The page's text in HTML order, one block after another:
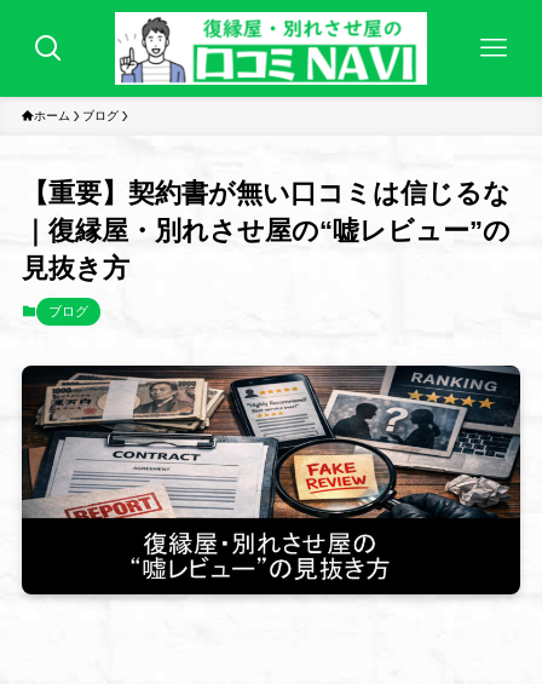
ホーム ブログ
【重要】契約書が無い口コミは信じるな
｜復縁屋・別れさせ屋の“嘘レビュー”の
見抜き方
ブログ